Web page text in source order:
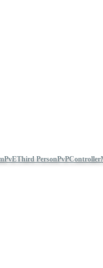
PvEThird PersonPvPController